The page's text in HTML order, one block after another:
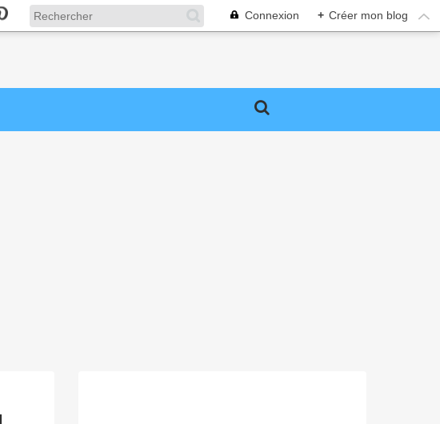
Connexion + Créer mon blog